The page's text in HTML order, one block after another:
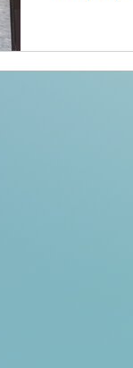
sanitaires
disparition